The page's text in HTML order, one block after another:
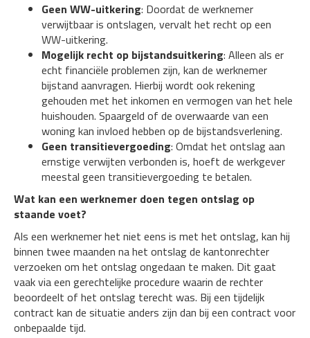
Geen WW-uitkering: Doordat de werknemer
verwijtbaar is ontslagen, vervalt het recht op een
WW-uitkering.
Mogelijk recht op bijstandsuitkering: Alleen als er
echt financiële problemen zijn, kan de werknemer
bijstand aanvragen. Hierbij wordt ook rekening
gehouden met het inkomen en vermogen van het hele
huishouden. Spaargeld of de overwaarde van een
woning kan invloed hebben op de bijstandsverlening.
Geen transitievergoeding: Omdat het ontslag aan
ernstige verwijten verbonden is, hoeft de werkgever
meestal geen transitievergoeding te betalen.
Wat kan een werknemer doen tegen ontslag op
staande voet?
Als een werknemer het niet eens is met het ontslag, kan hij
binnen twee maanden na het ontslag de kantonrechter
verzoeken om het ontslag ongedaan te maken. Dit gaat
vaak via een gerechtelijke procedure waarin de rechter
beoordeelt of het ontslag terecht was. Bij een tijdelijk
contract kan de situatie anders zijn dan bij een contract voor
onbepaalde tijd.